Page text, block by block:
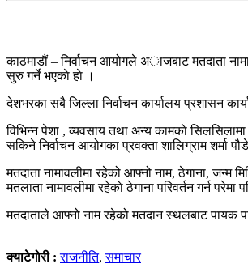
काठमाडौं – निर्वाचन आयोगले अाजबाट मतदाता
सुरु गर्ने भएकाे हाे ।
देशभरका सबै जिल्ला निर्वाचन कार्यालय प्रशासन
विभिन्न पेशा , व्यवसाय तथा अन्य कामकाे सिलसिलामा
सकिने निर्वाचन आयोगका प्रवक्ता शालिग्राम शर्मा
मतदाता नामावलीमा रहेको आफ्नो नाम, ठेगाना,
मतलाता नामावलीमा रहेकाे ठेगाना परिवर्तन गर्न
मतदाताले आफ्नो नाम रहेको मतदान स्थलबाट पायक
क्याटेगोरी :राजनीति,समाचार